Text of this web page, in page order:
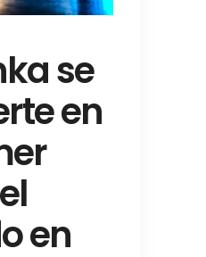
se
en
en